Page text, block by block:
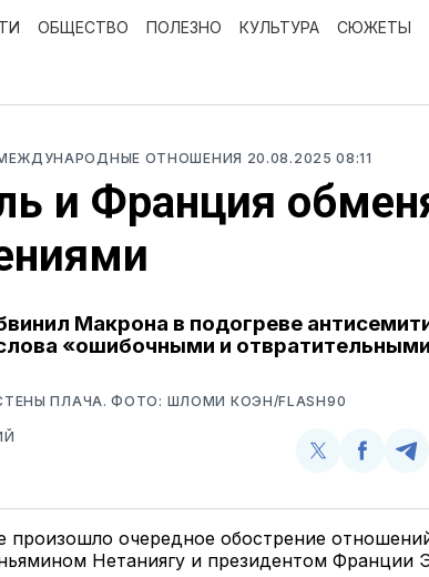
ОБЩЕСТВО ПОЛЕЗНО КУЛЬТУРА СЮЖЕТЫ
ОТНОШЕНИЯ 20.08.2025 08:11
и Франция
Макрона в подогреве
«ошибочными и
ПЛАЧА. ФОТО: ШЛОМИ КОЭН/FLASH90
Поделиться
Twitter
произошло очередное обострение
Нетаниягу и президентом Франции